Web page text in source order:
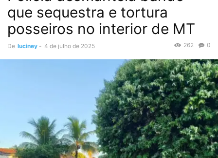
que sequestra e tortura
posseiros no interior de MT
De luciney - 4 de julho de 2025 0
262